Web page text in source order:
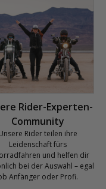
Rider-Experten-
Community
Rider teilen ihre
Leidenschaft fürs
und helfen dir
bei der Auswahl – egal
Anfänger oder Profi.